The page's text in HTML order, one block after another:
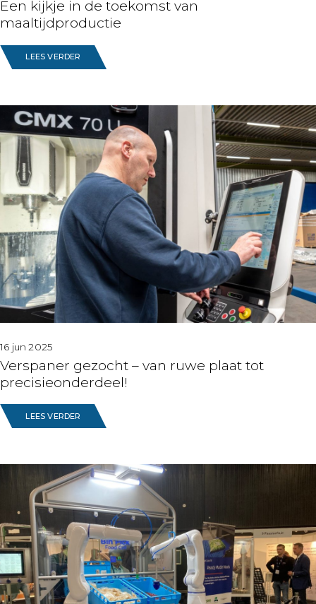
Een kijkje in de toekomst van
maaltijdproductie
LEES VERDER
16 jun 2025
Verspaner gezocht – van ruwe plaat tot
precisieonderdeel!
LEES VERDER